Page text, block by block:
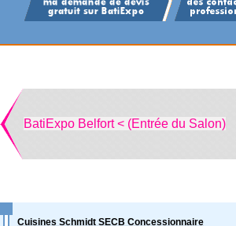
BatiExpo Belfort < (Entrée du Salon)
Cuisines Schmidt SECB Concessionnaire